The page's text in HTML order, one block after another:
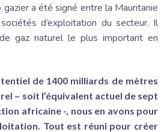
gazier a été signé entre la Mauritanie
d’exploitation du secteur. Il
gaz naturel le plus important en
de 1400 milliards de mètres
– soit l’équivalent actuel de sept
africaine -, nous en avons pour
Tout est réuni pour créer